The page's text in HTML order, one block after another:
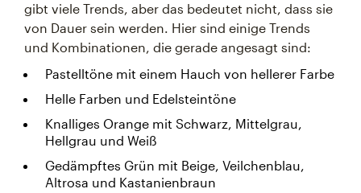
gibt viele Trends, aber das bedeutet nicht, dass sie
von Dauer sein werden. Hier sind einige Trends
und Kombinationen, die gerade angesagt sind:
Pastelltöne mit einem Hauch von hellerer Farbe
Helle Farben und Edelsteintöne
Knalliges Orange mit Schwarz, Mittelgrau,
Hellgrau und Weiß
Gedämpftes Grün mit Beige, Veilchenblau,
Altrosa und Kastanienbraun